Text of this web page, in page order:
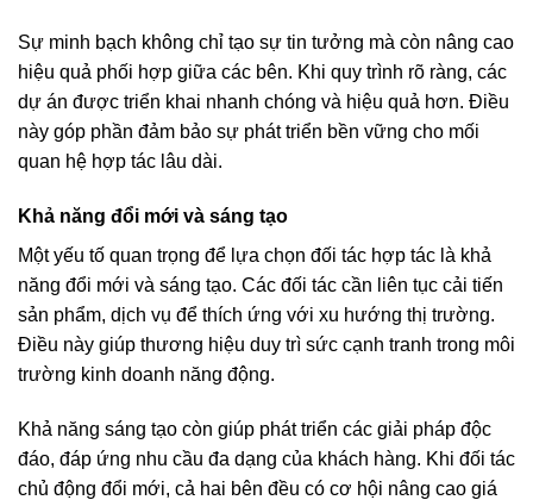
Sự minh bạch không chỉ tạo sự tin tưởng mà còn nâng cao
hiệu quả phối hợp giữa các bên. Khi quy trình rõ ràng, các
dự án được triển khai nhanh chóng và hiệu quả hơn. Điều
này góp phần đảm bảo sự phát triển bền vững cho mối
quan hệ hợp tác lâu dài.
Khả năng đổi mới và sáng tạo
Một yếu tố quan trọng để lựa chọn đối tác hợp tác là khả
năng đổi mới và sáng tạo. Các đối tác cần liên tục cải tiến
sản phẩm, dịch vụ để thích ứng với xu hướng thị trường.
Điều này giúp thương hiệu duy trì sức cạnh tranh trong môi
trường kinh doanh năng động.
Khả năng sáng tạo còn giúp phát triển các giải pháp độc
đáo, đáp ứng nhu cầu đa dạng của khách hàng. Khi đối tác
chủ động đổi mới, cả hai bên đều có cơ hội nâng cao giá